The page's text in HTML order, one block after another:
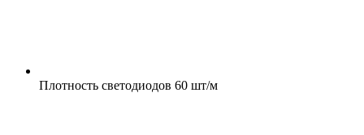
Плотность светодиодов 60 шт/м